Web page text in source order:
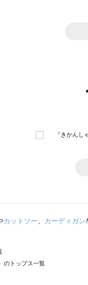
カットソー、 カーディガン
のトップス一覧